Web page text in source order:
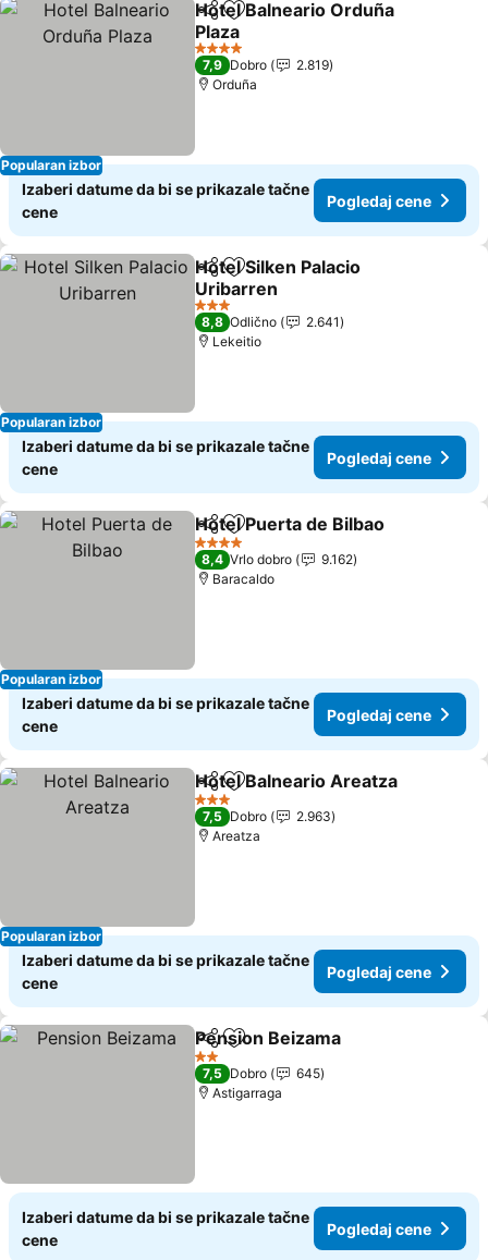
Popularan izbor
Deli Dodati u favorite
Hotel Balneario Orduña
Plaza
Pogledaj cene
4 Zvezdice
7,9 Dobro
2.819
Orduña
Izaberi datume da bi se prikazale tačne
cene
Pogledaj cene
Popularan izbor
Deli Dodati u favorite
Hotel Silken Palacio
Uribarren
Pogledaj cene
3 Zvezdice
8,8 Odlično
2.641
Lekeitio
Izaberi datume da bi se prikazale tačne
cene
Pogledaj cene
Popularan izbor
Deli Dodati u favorite
Hotel Puerta de Bilbao
4 Zvezdice
8,4 Vrlo dobro
9.162
Baracaldo
Izaberi datume da bi se prikazale tačne
cene
Pogledaj cene
Popularan izbor
Deli Dodati u favorite
Hotel Balneario Areatza
3 Zvezdice
7,5 Dobro
2.963
Areatza
Izaberi datume da bi se prikazale tačne
cene
Pogledaj cene
Deli Dodati u favorite
Pension Beizama
2 Zvezdice
7,5 Dobro
645
Astigarraga
Izaberi datume da bi se prikazale tačne
cene
Pogledaj cene